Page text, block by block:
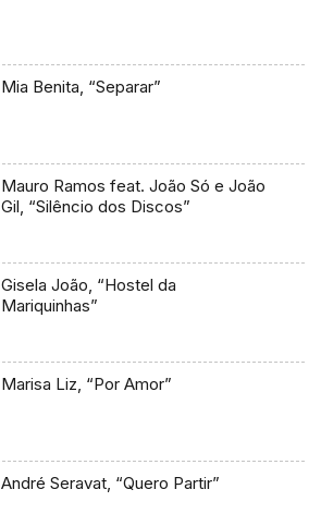
Mia Benita, “Separar”
Mauro Ramos feat. João Só e João
Gil, “Silêncio dos Discos”
Gisela João, “Hostel da
Mariquinhas”
Marisa Liz, “Por Amor”
André Seravat, “Quero Partir”